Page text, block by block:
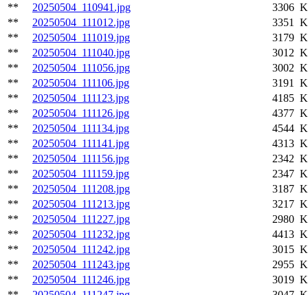
**
20250504_110941.jpg
3306
**
20250504_111012.jpg
3351
**
20250504_111019.jpg
3179
**
20250504_111040.jpg
3012
**
20250504_111056.jpg
3002
**
20250504_111106.jpg
3191
**
20250504_111123.jpg
4185
**
20250504_111126.jpg
4377
**
20250504_111134.jpg
4544
**
20250504_111141.jpg
4313
**
20250504_111156.jpg
2342
**
20250504_111159.jpg
2347
**
20250504_111208.jpg
3187
**
20250504_111213.jpg
3217
**
20250504_111227.jpg
2980
**
20250504_111232.jpg
4413
**
20250504_111242.jpg
3015
**
20250504_111243.jpg
2955
**
20250504_111246.jpg
3019